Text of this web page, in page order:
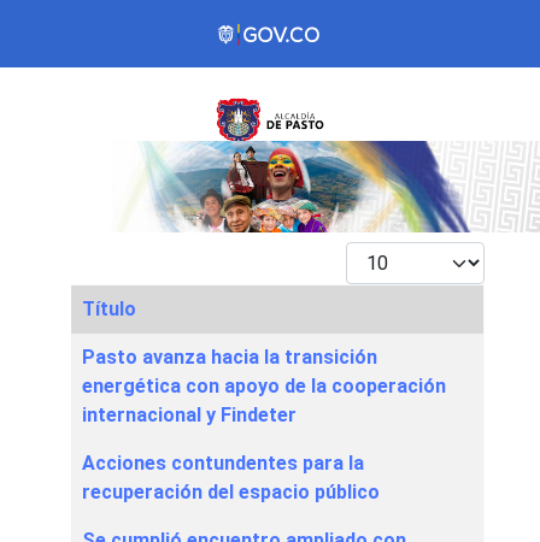
Mostrar #
Articles
Título
Pasto avanza hacia la transición
energética con apoyo de la cooperación
internacional y Findeter
Acciones contundentes para la
recuperación del espacio público